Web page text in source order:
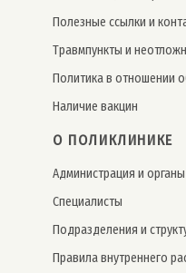
Полезные ссылки и
Травмпункты и
Политика в отношении
Наличие вакцин
О ПОЛИКЛИНИКЕ
Администрация и
Специалисты
Подразделения и
Правила внутреннего